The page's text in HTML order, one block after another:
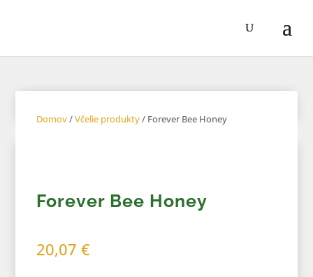
Domov/Včelie produkty/ Forever Bee Honey
Forever Bee Honey
20,07€